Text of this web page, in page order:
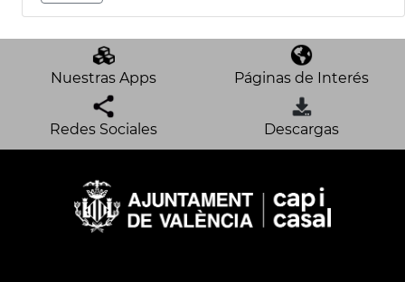
Nuestras Apps Páginas de Interés
Redes Sociales Descargas